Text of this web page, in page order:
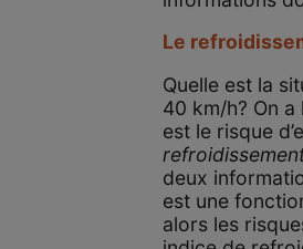
Le
Quelle est la
40 km/h? On
est le risque
deux
est une
alors les